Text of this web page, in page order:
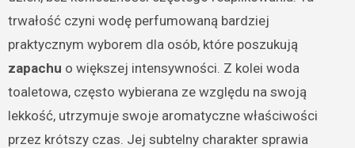
trwałość czyni wodę perfumowaną bardziej
praktycznym wyborem dla osób, które poszukują
zapachu o większej intensywności. Z kolei woda
toaletowa, często wybierana ze względu na swoją
lekkość, utrzymuje swoje aromatyczne właściwości
przez krótszy czas. Jej subtelny charakter sprawia